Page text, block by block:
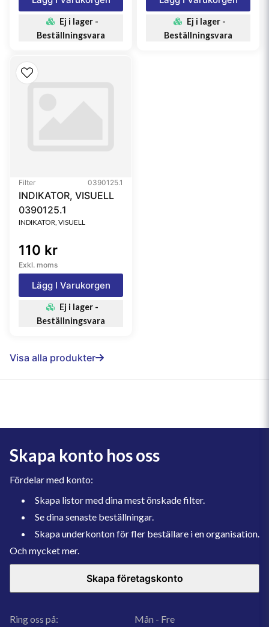
Ej i lager -
Beställningsvara
Ej i lager -
Beställningsvara
Filter 0390125.1
INDIKATOR, VISUELL
0390125.1
INDIKATOR, VISUELL
110 kr
Exkl. moms
Lägg I Varukorgen
Ej i lager -
Beställningsvara
Visa alla produkter
Skapa konto hos oss
Fördelar med konto:
Skapa listor med dina mest önskade filter.
Se dina senaste beställningar.
Skapa underkonton för fler beställare i en organisation.
Och mycket mer.
Skapa företagskonto
Ring oss på:
Mån - Fre